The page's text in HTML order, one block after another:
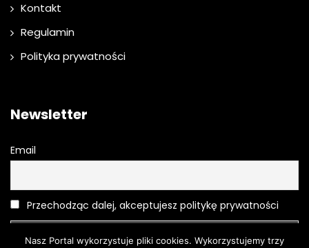
Kontakt
Regulamin
Polityka prywatności
Newsletter
Email
Przechodząc dalej, akceptujesz politykę prywatności
Nasz Portal wykorzystuje pliki cookies. Wykorzystujemy trzy